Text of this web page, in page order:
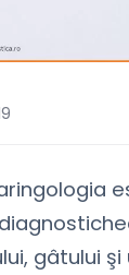
gâtului şi